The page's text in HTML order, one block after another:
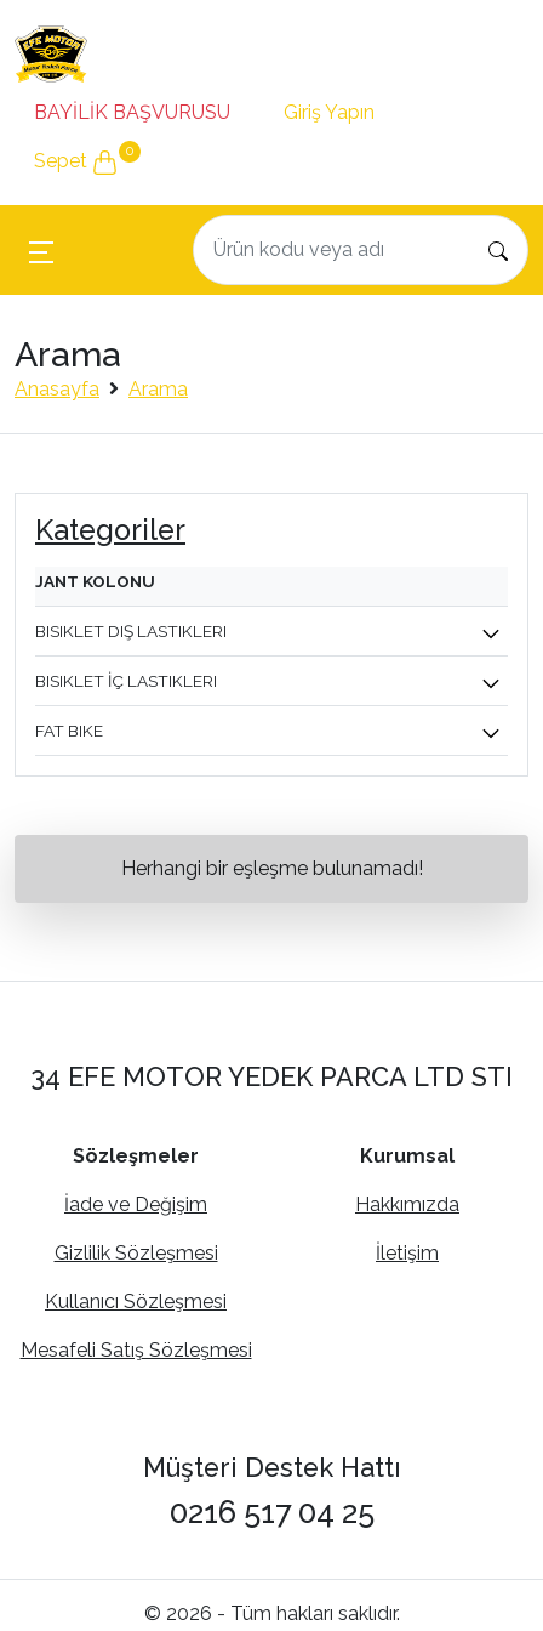
BAYİLİK BAŞVURUSU Giriş Yapın
Sepet 0
Arama
Anasayfa Arama
Kategoriler
JANT KOLONU
BISIKLET DIŞ LASTIKLERI
BISIKLET İÇ LASTIKLERI
FAT BIKE
Herhangi bir eşleşme bulunamadı!
34 EFE MOTOR YEDEK PARCA LTD STI
Sözleşmeler
İade ve Değişim
Gizlilik Sözleşmesi
Kullanıcı Sözleşmesi
Mesafeli Satış Sözleşmesi
Kurumsal
Hakkımızda
İletişim
Müşteri Destek Hattı
0216 517 04 25
© 2026 - Tüm hakları saklıdır.